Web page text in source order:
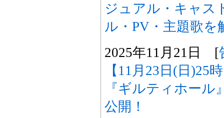
ジュアル・キャス
ル・PV・主題歌を
2025年11月21日 [
【11月23日(日)25
『ギルティホール
公開！